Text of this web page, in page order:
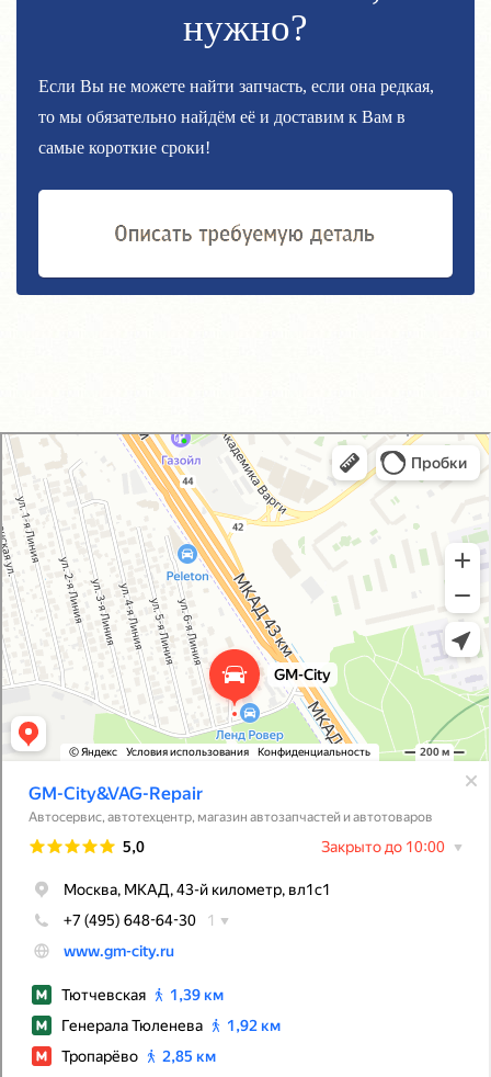
нужно?
Если Вы не можете найти запчасть, если она редкая,
то мы обязательно найдём её и доставим к Вам в
самые короткие сроки!
GM-City&VAG-Repair
Автосервис, автотехцентр в Москве
Магазин автозапчастей и автотоваров в Москве